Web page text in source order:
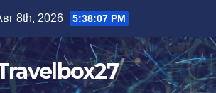
8th, 2026 5:38:08 PM